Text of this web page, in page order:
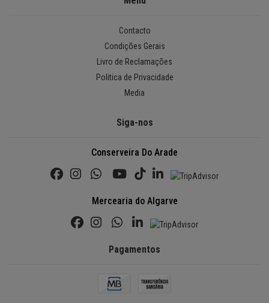
Contacto
Condições Gerais
Livro de Reclamações
Politica de Privacidade
Media
Siga-nos
Conserveira Do Arade
Mercearia do Algarve
Pagamentos